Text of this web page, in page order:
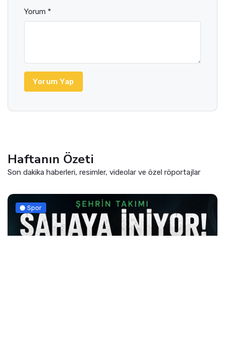
Yorum *
Yorum Yap
Haftanın Özeti
Son dakika haberleri, resimler, videolar ve özel röportajlar
Spor